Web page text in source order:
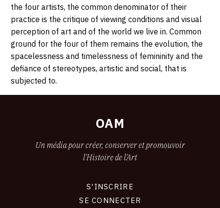
the four artists, the common denominator of their
practice is the critique of viewing conditions and visual
perception of art and of the world we live in. Common
ground for the four of them remains the evolution, the
spacelessness and timelessness of femininity and the
defiance of stereotypes, artistic and social, that is
subjected to.
OAM
Un média pour créer, conserver et promouvoir
l'Histoire de l'Art
S'INSCRIRE
SE CONNECTER